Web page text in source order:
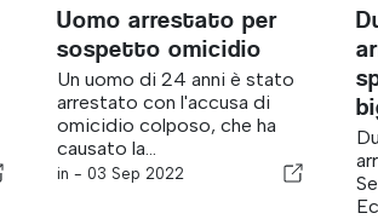
Uomo arrestato per
sospetto omicidio
Un uomo di 24 anni è stato
arrestato con l'accusa di
omicidio colposo, che ha
causato la...
in - 03 Sep 2022